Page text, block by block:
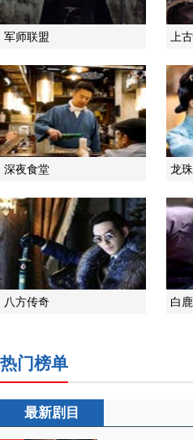
军师联盟 上
深夜食堂 龙
八方传奇 白
热门榜单
最新剧目